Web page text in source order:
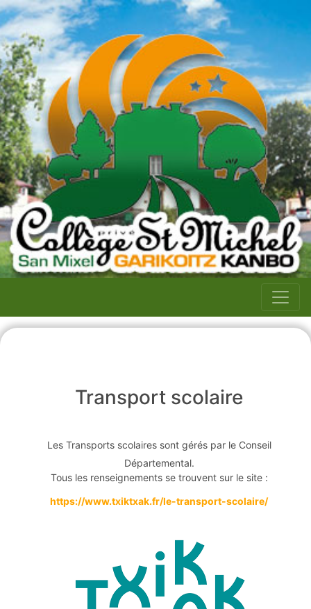
Transport scolaire
Les Transports scolaires sont gérés par le Conseil
Départemental.
Tous les renseignements se trouvent sur le site :
https://www.txiktxak.fr/le-transport-scolaire/